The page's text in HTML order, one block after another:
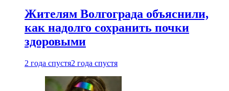
Жителям Волгограда объяснили,
как надолго сохранить почки
здоровыми
2 года спустя2 года спустя